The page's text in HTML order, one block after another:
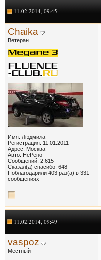
11.02.2014, 09:45
Chaika
Ветеран
Имя: Людмила
Регистрация: 11.01.2011
Адрес: Москва
Авто: НеРено
Сообщений: 2,615
Сказал(а) спасибо: 648
Поблагодарили 403 раз(а) в 331
сообщениях
11.02.2014, 09:49
vaspoz
Местный